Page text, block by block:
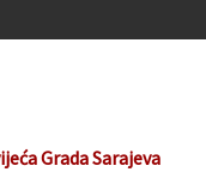
Grada Sarajeva